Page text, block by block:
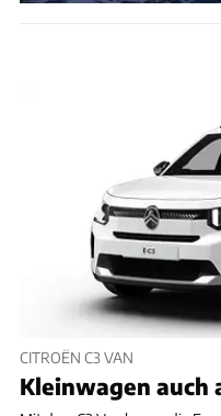
CITROËN C3 VAN
Kleinwagen auch